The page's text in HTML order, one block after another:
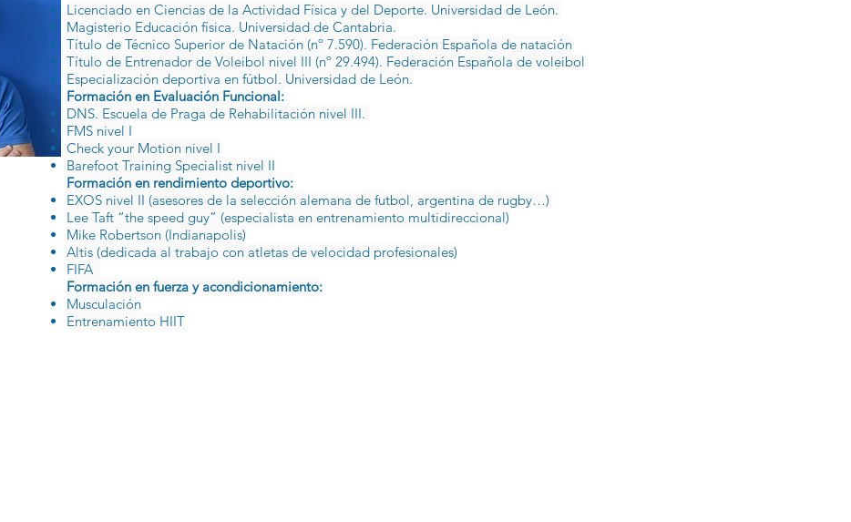
Licenciado en Ciencias de la Actividad Física y del Deporte. Universidad de León.
Magisterio Educación física. Universidad de Cantabria.
​Título de Técnico Superior de Natación (nº 7.590). Federación Española de natación
Título de Entrenador de Voleibol nivel III (nº 29.494). Federación Española de voleibol
Especialización deportiva en fútbol. Universidad de León.
Formación en Evaluación Funcional:
DNS. Escuela de Praga de Rehabilitación nivel III.
FMS nivel I
Check your Motion nivel I
Barefoot Training Specialist nivel II
Formación en rendimiento deportivo:
EXOS nivel II (asesores de la selección alemana de futbol, argentina de rugby…)
Lee Taft “the speed guy” (especialista en entrenamiento multidireccional)
Mike Robertson (Indianapolis)
Altis (dedicada al trabajo con atletas de velocidad profesionales)
FIFA
Formación en fuerza y acondicionamiento:
Musculación
Entrenamiento HIIT